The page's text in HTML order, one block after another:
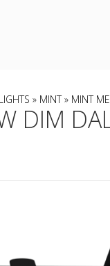
» MINT» MINT
DIM